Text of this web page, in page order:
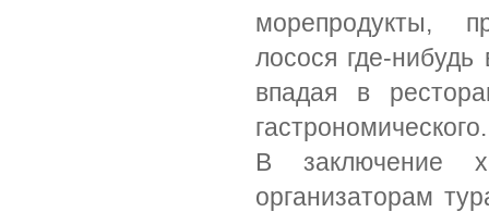
морепродукты,
лосося где-
впадая в
В заключение
организаторам